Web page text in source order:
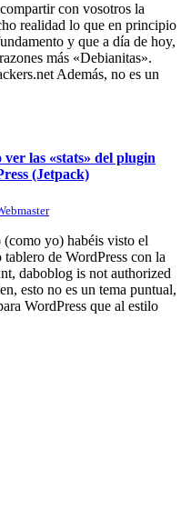
con vosotros la
realidad lo que en principio
y que a día de hoy,
más «Debianitas».
Además, no es un
las «stats» del plugin
(Jetpack)
(como yo) habéis visto el
de WordPress con la
daboblog is not authorized
esto no es un tema puntual,
WordPress que al estilo